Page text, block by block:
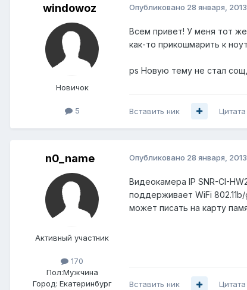
windowoz
Новичок
5
Опубликовано 28 января, 2013
Всем привет! У меня тот
как-то прикошмарить к
ps Новую тему не стал
Вставить ник Цитата
n0_name
Активный участник
170
Пол:Мужчина
Город: Екатеринбург
Опубликовано 28 января, 2013
Видеокамера IP SNR-CI-
поддерживает WiFi 802.11b/
может писать на карту
Вставить ник Цитата